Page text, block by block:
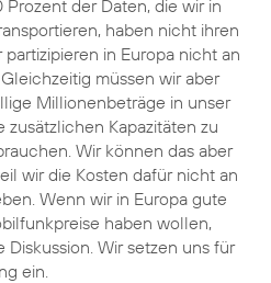
Prozent der Daten, die wir in
haben nicht ihren
partizipieren in Europa nicht an
müssen wir aber
Millionenbeträge in unser
zusätzlichen Kapazitäten zu
Wir können das aber
wir die Kosten dafür nicht an
Wenn wir in Europa gute
haben wollen,
Diskussion. Wir setzen uns für
ein.